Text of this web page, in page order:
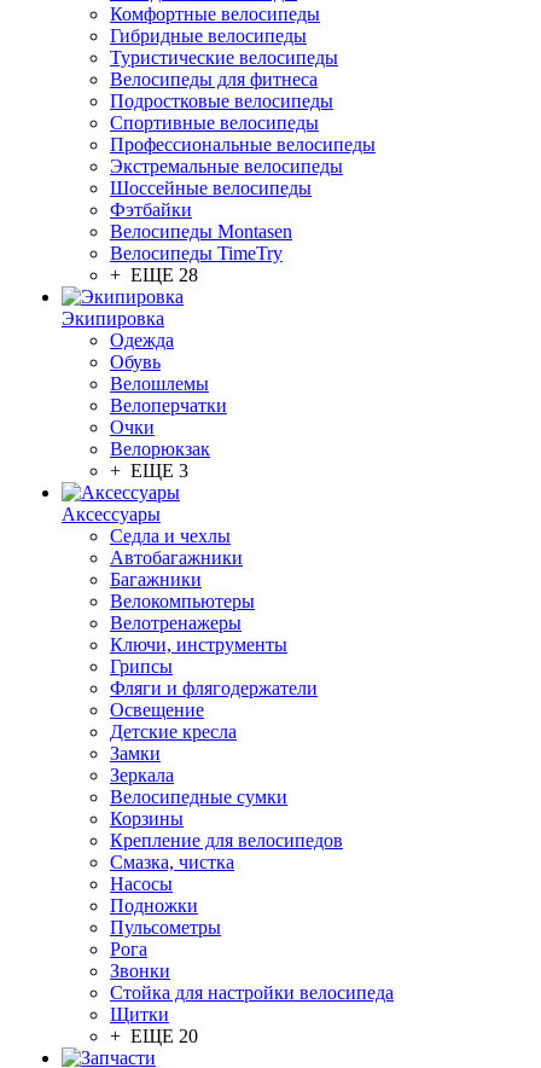
Комфортные велосипеды
Гибридные велосипеды
Туристические велосипеды
Велосипеды для фитнеса
Подростковые велосипеды
Спортивные велосипеды
Профессиональные велосипеды
Экстремальные велосипеды
Шоссейные велосипеды
Фэтбайки
Велосипеды Montasen
Велосипеды TimeTry
+ ЕЩЕ 28
Экипировка
Одежда
Обувь
Велошлемы
Велоперчатки
Очки
Велорюкзак
+ ЕЩЕ 3
Аксессуары
Седла и чехлы
Автобагажники
Багажники
Велокомпьютеры
Велотренажеры
Ключи, инструменты
Грипсы
Фляги и флягодержатели
Освещение
Детские кресла
Замки
Зеркала
Велосипедные сумки
Корзины
Крепление для велосипедов
Смазка, чистка
Насосы
Подножки
Пульсометры
Рога
Звонки
Стойка для настройки велосипеда
Щитки
+ ЕЩЕ 20